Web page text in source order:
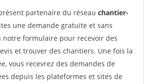
partenaire du réseau chantier-
une demande gratuite et sans
notre formulaire pour recevoir des
et trouver des chantiers. Une fois la
vous recevrez des demandes de
depuis les plateformes et sites de